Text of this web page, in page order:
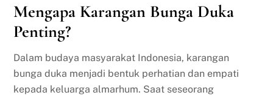
Mengapa Karangan Bunga Duka
Penting?
Dalam budaya masyarakat Indonesia, karangan
bunga duka menjadi bentuk perhatian dan empati
kepada keluarga almarhum. Saat seseorang